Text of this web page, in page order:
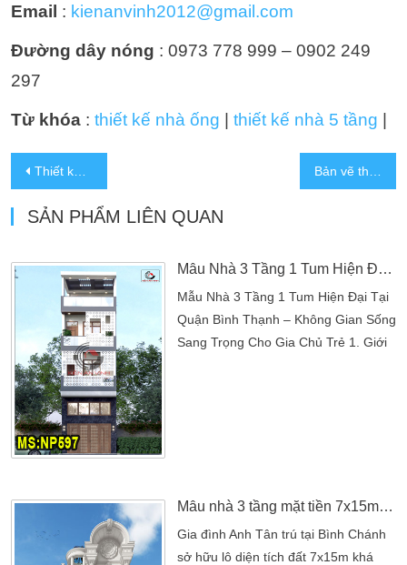
Email : kienanvinh2012@gmail.com
Đường dây nóng : 0973 778 999 – 0902 249
297
Từ khóa : thiết kế nhà ống | thiết kế nhà 5 tầng |
Thiết kế nhà 4 tầng hiện đại hợp với xu hướng năm 2025
SẢN PHẨM LIÊN QUAN
Mẫu Nhà 3 Tầng 1 Tum Hiện Đại Tại Quận Bình Thạnh – Không Gian Sống Sang Trọng Cho Gia Chủ Trẻ
Mẫu Nhà 3 Tầng 1 Tum Hiện Đại Tại
Quận Bình Thạnh – Không Gian Sống
Sang Trọng Cho Gia Chủ Trẻ 1. Giới
tinh tế, mặt […]
Mẫu nhà 3 tầng mặt tiền 7x15m tân cổ điển có hầm để xe tại Bình Chánh
Gia đình Anh Tân trú tại Bình Chánh
sở hữu lô diện tích đất 7x15m khá